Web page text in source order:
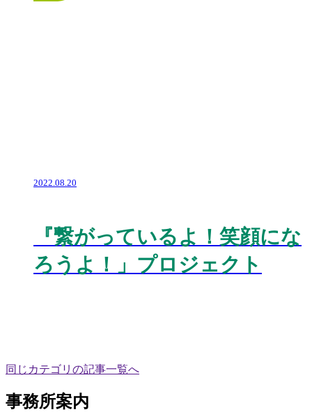
2022.08.20
『繋がっているよ！笑顔にな
ろうよ！」プロジェクト
同じカテゴリの記事⼀覧へ
事務所案内